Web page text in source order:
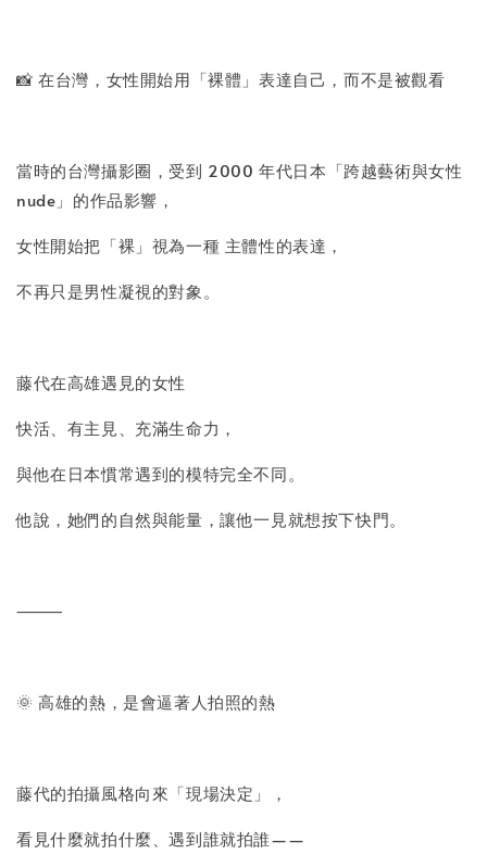
📸 在台灣，女性開始用「裸體」表達自己，而不是被觀看
當時的台灣攝影圈，受到 2000 年代日本「跨越藝術與女性
nude」的作品影響，
女性開始把「裸」視為一種 主體性的表達，
不再只是男性凝視的對象。
藤代在高雄遇見的女性
快活、有主見、充滿生命力，
與他在日本慣常遇到的模特完全不同。
他說，她們的自然與能量，讓他一見就想按下快門。
⸻
🌞 高雄的熱，是會逼著人拍照的熱
藤代的拍攝風格向來「現場決定」，
看見什麼就拍什麼、遇到誰就拍誰——